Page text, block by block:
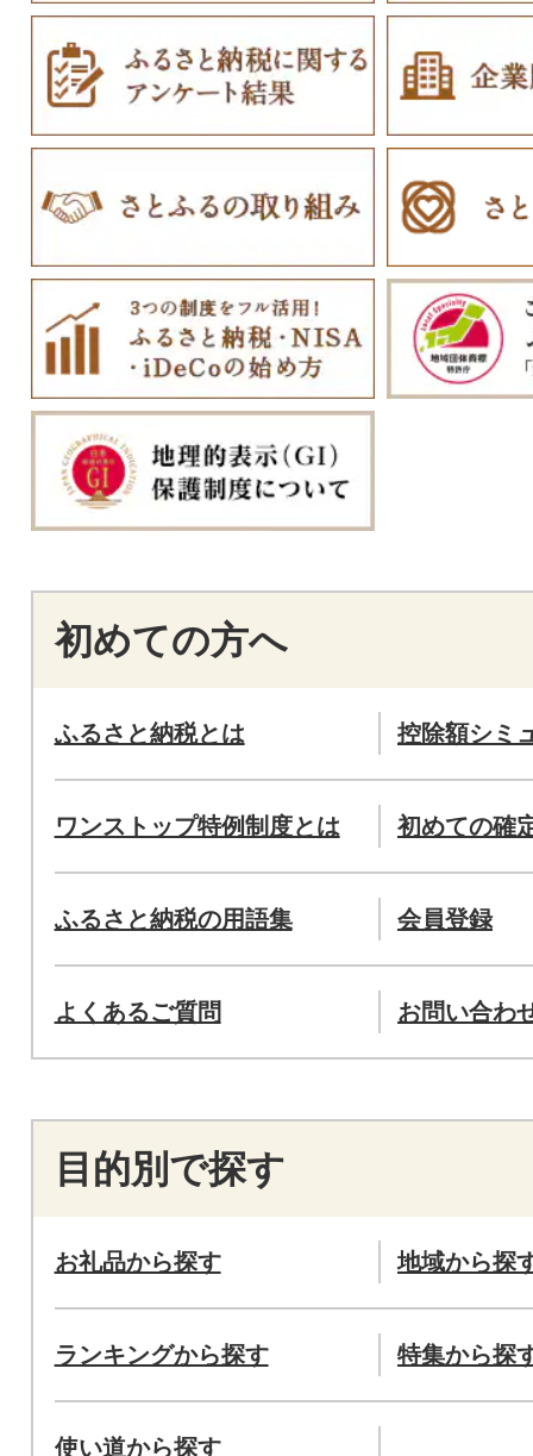
初めての方へ
ふるさと納税とは 控除額シミ
ワンストップ特例制度とは 初めての確
ふるさと納税の用語集 会員登録
よくあるご質問 お問い合わ
目的別で探す
お礼品から探す 地域から探
ランキングから探す 特集から探
使い道から探す